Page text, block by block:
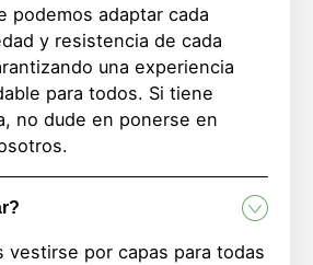
podemos adaptar cada
y resistencia de cada
una experiencia
para todos. Si tiene
no dude en ponerse en
vestirse por capas para todas